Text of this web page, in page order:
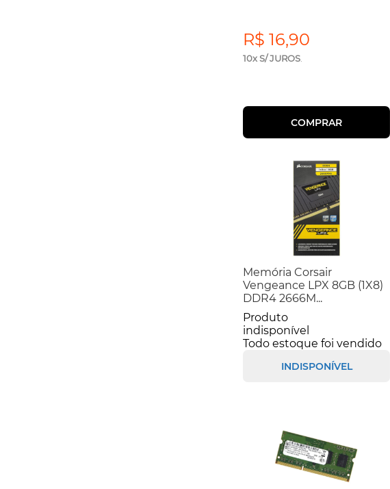
R$ 16,90
10x S/ JUROS
COMPRAR
Memória Corsair
Vengeance LPX 8GB (1X8)
DDR4 2666M...
Produto
indisponível
Todo estoque foi vendido
INDISPONÍVEL